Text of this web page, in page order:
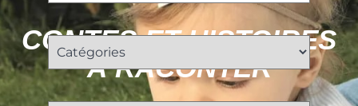
CONTES ET HISTOIRES
À RACONTER